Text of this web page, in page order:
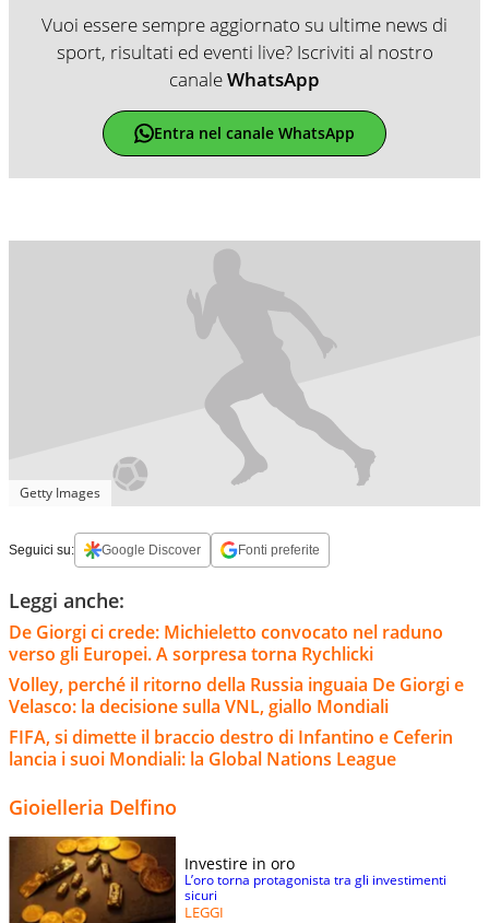
Vuoi essere sempre aggiornato su ultime news di
sport, risultati ed eventi live? Iscriviti al nostro
canaleWhatsApp
Entra nel canale WhatsApp
Getty Images
Seguici su: Google Discover Fonti preferite
Leggi anche:
De Giorgi ci crede: Michieletto convocato nel raduno
verso gli Europei. A sorpresa torna Rychlicki
Volley, perché il ritorno della Russia inguaia De Giorgi e
Velasco: la decisione sulla VNL, giallo Mondiali
FIFA, si dimette il braccio destro di Infantino e Ceferin
lancia i suoi Mondiali: la Global Nations League
Gioielleria Delfino
Investire in oro
L’oro torna protagonista tra gli investimenti
sicuri
LEGGI